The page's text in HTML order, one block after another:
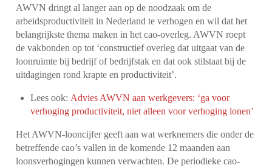
AWVN dringt al langer aan op de noodzaak om de
arbeidsproductiviteit in Nederland te verhogen en wil dat het
belangrijkste thema maken in het cao-overleg. AWVN roept
de vakbonden op tot ‘constructief overleg dat uitgaat van de
loonruimte bij bedrijf of bedrijfstak en dat ook stilstaat bij de
uitdagingen rond krapte en productiviteit’.
Lees ook: Advies AWVN aan werkgevers: ‘ga voor
verhoging productiviteit, niet alleen voor verhoging lonen’
Het AWVN-looncijfer geeft aan wat werknemers die onder de
betreffende cao’s vallen in de komende 12 maanden aan
loonsverhogingen kunnen verwachten. De periodieke cao-